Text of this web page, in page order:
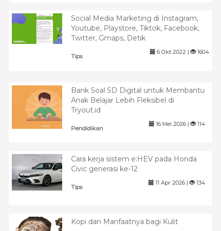
Social Media Marketing di Instagram,
Youtube, Playstore, Tiktok, Facebook,
Twitter, Gmaps, Detik
Tips
6 Okt 2022 | 1604
Bank Soal SD Digital untuk Membantu
Anak Belajar Lebih Fleksibel di
Tryout.id
Pendidikan
16 Mei 2026 | 114
Cara kerja sistem e:HEV pada Honda
Civic generasi ke-12
Tips
11 Apr 2026 | 134
Kopi dan Manfaatnya bagi Kulit